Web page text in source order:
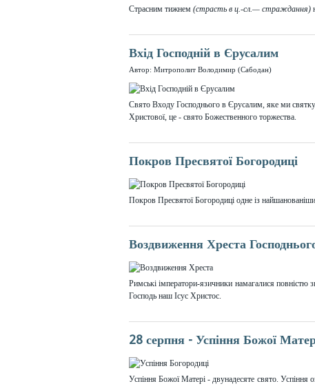
Страсним тижнем (страсть в ц.-сл.— страждання)
Вхід Господній в Єрусалим
Автор: Митрополит Володимир (Сабодан)
Свято Входу Господнього в Єрусалим, яке ми
Христової, це - свято Божественного торжества.
Покров Пресвятої Богородиці
Покров Пресвятої Богородиці одне із
Воздвиження Хреста
Римські імператори-язичники намагалися повністю
Господь наш Ісус Христос.
28 серпня - Успіння Божої
Успіння Божої Матері - двунадесяте свято. Успіння